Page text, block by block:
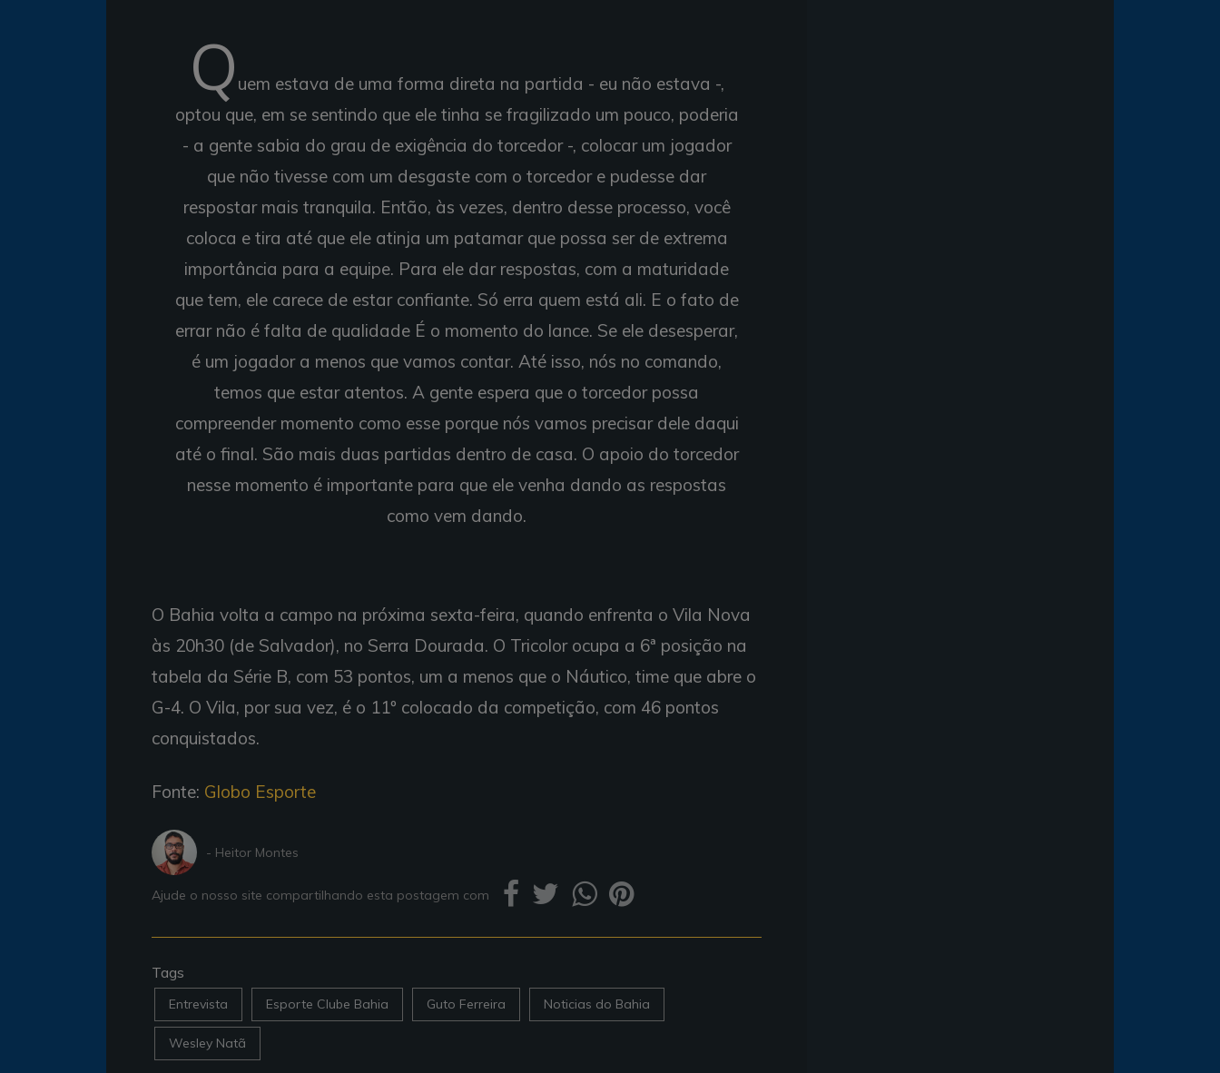
Q uem estava de uma forma direta na partida - eu não estava -,
optou que, em se sentindo que ele tinha se fragilizado um pouco, poderia
- a gente sabia do grau de exigência do torcedor -, colocar um jogador
que não tivesse com um desgaste com o torcedor e pudesse dar
respostar mais tranquila. Então, às vezes, dentro desse processo, você
coloca e tira até que ele atinja um patamar que possa ser de extrema
importância para a equipe. Para ele dar respostas, com a maturidade
que tem, ele carece de estar confiante. Só erra quem está ali. E o fato de
errar não é falta de qualidade É o momento do lance. Se ele desesperar,
é um jogador a menos que vamos contar. Até isso, nós no comando,
temos que estar atentos. A gente espera que o torcedor possa
compreender momento como esse porque nós vamos precisar dele daqui
até o final. São mais duas partidas dentro de casa. O apoio do torcedor
nesse momento é importante para que ele venha dando as respostas
como vem dando.
O Bahia volta a campo na próxima sexta-feira, quando enfrenta o Vila Nova
às 20h30 (de Salvador), no Serra Dourada. O Tricolor ocupa a 6ª posição na
tabela da Série B, com 53 pontos, um a menos que o Náutico, time que abre o
G-4. O Vila, por sua vez, é o 11º colocado da competição, com 46 pontos
conquistados.
Fonte: Globo Esporte
- Heitor Montes
Ajude o nosso site compartilhando esta postagem com
Tags
Entrevista Esporte Clube Bahia Guto Ferreira Noticias do Bahia
Wesley Natã